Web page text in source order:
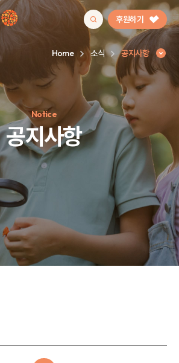
후원하기
레이스#캠페인#팬덤후원
Home 소식 공지사항
Notice
공지사항